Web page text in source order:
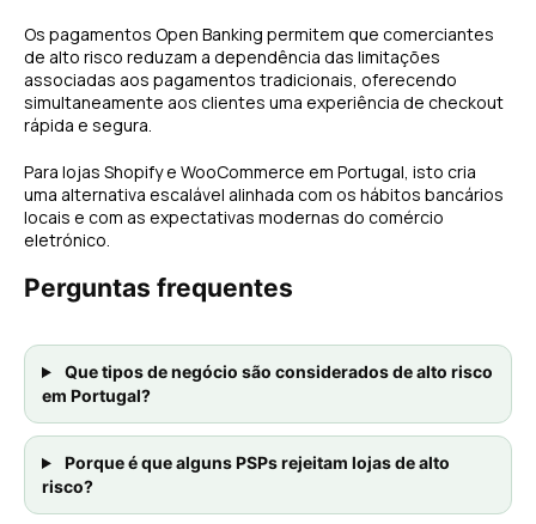
Os pagamentos Open Banking permitem que comerciantes
de alto risco reduzam a dependência das limitações
associadas aos pagamentos tradicionais, oferecendo
simultaneamente aos clientes uma experiência de checkout
rápida e segura.
Para lojas Shopify e WooCommerce em Portugal, isto cria
uma alternativa escalável alinhada com os hábitos bancários
locais e com as expectativas modernas do comércio
eletrónico.
Perguntas frequentes
Que tipos de negócio são considerados de alto risco
em Portugal?
Porque é que alguns PSPs rejeitam lojas de alto
risco?